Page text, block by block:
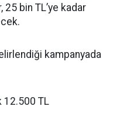
25 bin TL’ye kadar
kampanyada
12.500 TL